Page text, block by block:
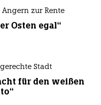
zur Rente
Osten egal“
Stadt
für den weißen